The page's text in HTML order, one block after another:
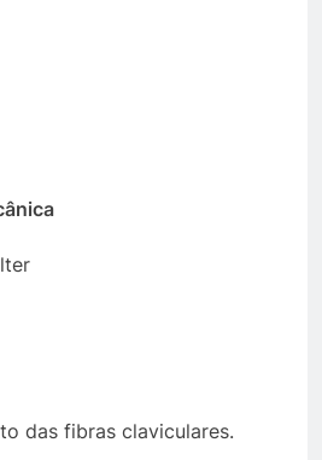
das fibras claviculares.